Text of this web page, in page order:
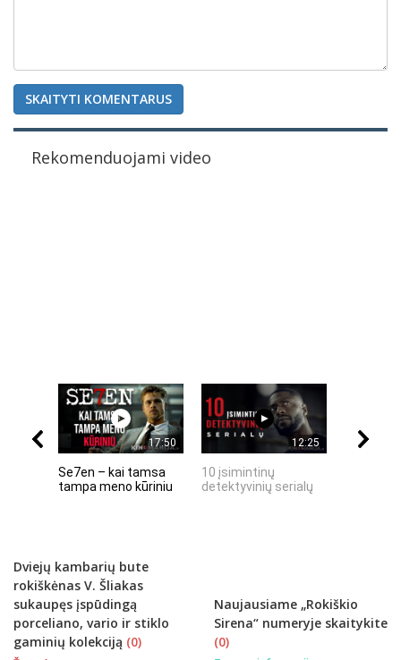
SKAITYTI KOMENTARUS
Rekomenduojami video
17:50
Se7en – kai tamsa
tampa meno kūriniu
12:25
10 įsimintinų
detektyvinių serialų
Dviejų kambarių bute
rokiškėnas V. Šliakas
sukaupęs įspūdingą
porceliano, vario ir stiklo
gaminių kolekciją (0)
Naujausiame „Rokiškio
Sirena“ numeryje skaitykite
(0)